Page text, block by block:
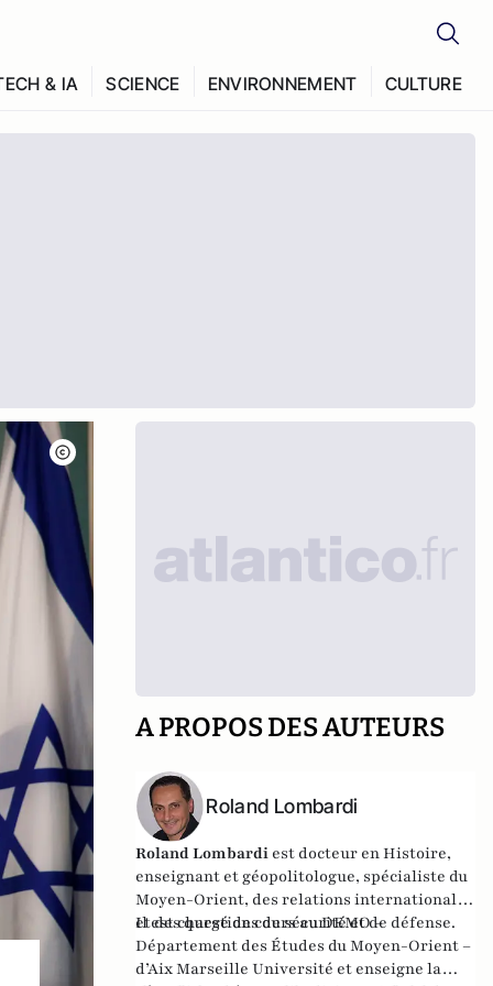
& IA SCIENCE ENVIRONNEMENT CULTURE
A PROPOS DES AUTEURS
Roland Lombardi
Roland Lombardi est docteur en Histoire,
enseignant et géopolitologue, spécialiste du
Moyen-Orient, des relations internationales
et des questions de sécurité et de défense.
Il est chargé de cours au DEMO –
Département des Études du Moyen-Orient –
d’Aix Marseille Université et enseigne la